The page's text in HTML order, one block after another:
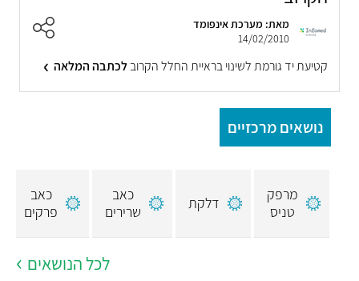
מאת: מערכת אינפומד
14/02/2010
קטיעת יד גורמת לשינוי בראיית החלל הקרובלכתבה המלאה
נושאים מרכזיים
מרפק
טניס
דלקת
כאב
שרירים
כאב
פרקים
לכל הנושאים